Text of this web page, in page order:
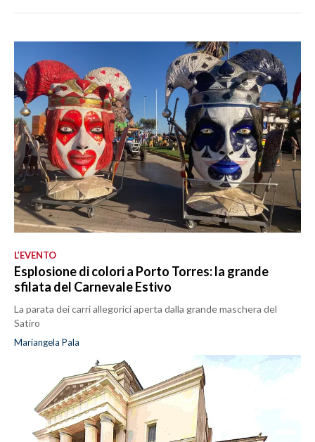
L’EVENTO
Esplosione di colori a Porto Torres: la grande
sfilata del Carnevale Estivo
La parata dei carri allegorici aperta dalla grande maschera del
Satiro
Mariangela Pala